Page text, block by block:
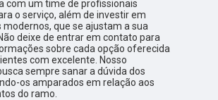
com um time de profissionais
o serviço, além de investir em
que se ajustam a sua
deixe de entrar em contato para
sobre cada opção oferecida
com excelente. Nosso
sempre sanar a dúvida dos
os amparados em relação aos
do ramo.